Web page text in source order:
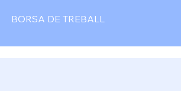
BORSA DE TREBALL